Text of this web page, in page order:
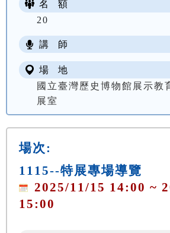
名 額
20
講 師
場 地
國立臺灣歷史博物館展示教
展室
場次:
1115--特展專場導覽
2025/11/15 14:00 ~
15:00